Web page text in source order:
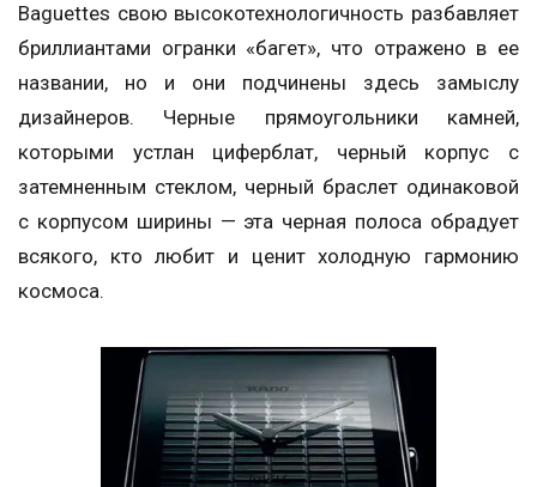
Baguettes свою высокотехнологичность разбавляет
бриллиантами огранки «багет», что отражено в ее
названии, но и они подчинены здесь замыслу
дизайнеров. Черные прямоугольники камней,
которыми устлан циферблат, черный корпус с
затемненным стеклом, черный браслет одинаковой
с корпусом ширины — эта черная полоса обрадует
всякого, кто любит и ценит холодную гармонию
космоса.